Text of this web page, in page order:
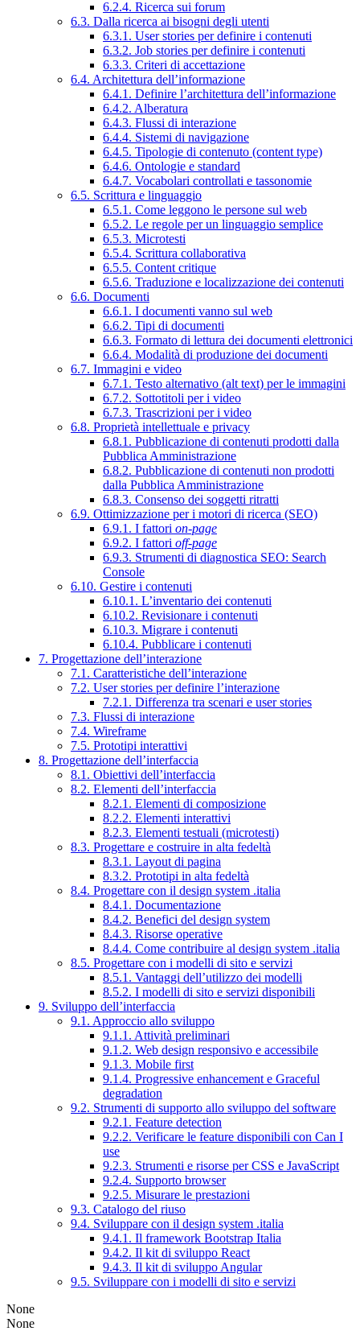
6.2.4. Ricerca sui forum
6.3. Dalla ricerca ai bisogni degli utenti
6.3.1. User stories per definire i contenuti
6.3.2. Job stories per definire i contenuti
6.3.3. Criteri di accettazione
6.4. Architettura dell’informazione
6.4.1. Definire l’architettura dell’informazione
6.4.2. Alberatura
6.4.3. Flussi di interazione
6.4.4. Sistemi di navigazione
6.4.5. Tipologie di contenuto (content type)
6.4.6. Ontologie e standard
6.4.7. Vocabolari controllati e tassonomie
6.5. Scrittura e linguaggio
6.5.1. Come leggono le persone sul web
6.5.2. Le regole per un linguaggio semplice
6.5.3. Microtesti
6.5.4. Scrittura collaborativa
6.5.5. Content critique
6.5.6. Traduzione e localizzazione dei contenuti
6.6. Documenti
6.6.1. I documenti vanno sul web
6.6.2. Tipi di documenti
6.6.3. Formato di lettura dei documenti elettronici
6.6.4. Modalità di produzione dei documenti
6.7. Immagini e video
6.7.1. Testo alternativo (alt text) per le immagini
6.7.2. Sottotitoli per i video
6.7.3. Trascrizioni per i video
6.8. Proprietà intellettuale e privacy
6.8.1. Pubblicazione di contenuti prodotti dalla
Pubblica Amministrazione
6.8.2. Pubblicazione di contenuti non prodotti
dalla Pubblica Amministrazione
6.8.3. Consenso dei soggetti ritratti
6.9. Ottimizzazione per i motori di ricerca (SEO)
6.9.1. I fattori on-page
6.9.2. I fattori off-page
6.9.3. Strumenti di diagnostica SEO: Search
Console
6.10. Gestire i contenuti
6.10.1. L’inventario dei contenuti
6.10.2. Revisionare i contenuti
6.10.3. Migrare i contenuti
6.10.4. Pubblicare i contenuti
7. Progettazione dell’interazione
7.1. Caratteristiche dell’interazione
7.2. User stories per definire l’interazione
7.2.1. Differenza tra scenari e user stories
7.3. Flussi di interazione
7.4. Wireframe
7.5. Prototipi interattivi
8. Progettazione dell’interfaccia
8.1. Obiettivi dell’interfaccia
8.2. Elementi dell’interfaccia
8.2.1. Elementi di composizione
8.2.2. Elementi interattivi
8.2.3. Elementi testuali (microtesti)
8.3. Progettare e costruire in alta fedeltà
8.3.1. Layout di pagina
8.3.2. Prototipi in alta fedeltà
8.4. Progettare con il design system .italia
8.4.1. Documentazione
8.4.2. Benefici del design system
8.4.3. Risorse operative
8.4.4. Come contribuire al design system .italia
8.5. Progettare con i modelli di sito e servizi
8.5.1. Vantaggi dell’utilizzo dei modelli
8.5.2. I modelli di sito e servizi disponibili
9. Sviluppo dell’interfaccia
9.1. Approccio allo sviluppo
9.1.1. Attività preliminari
9.1.2. Web design responsivo e accessibile
9.1.3. Mobile first
9.1.4. Progressive enhancement e Graceful
degradation
9.2. Strumenti di supporto allo sviluppo del software
9.2.1. Feature detection
9.2.2. Verificare le feature disponibili con Can I
use
9.2.3. Strumenti e risorse per CSS e JavaScript
9.2.4. Supporto browser
9.2.5. Misurare le prestazioni
9.3. Catalogo del riuso
9.4. Sviluppare con il design system .italia
9.4.1. Il framework Bootstrap Italia
9.4.2. Il kit di sviluppo React
9.4.3. Il kit di sviluppo Angular
9.5. Sviluppare con i modelli di sito e servizi
None
None